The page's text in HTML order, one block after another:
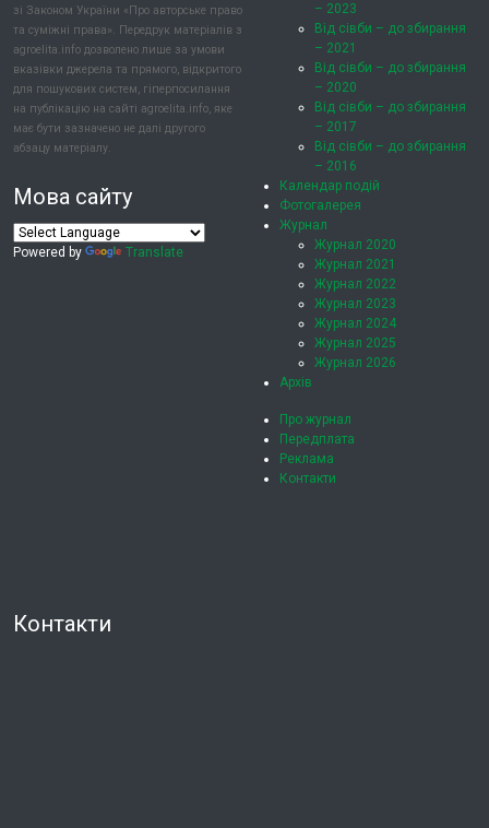
зі Законом України «Про авторське право
та суміжні права». Передрук матеріалів з
agroelita.info дозволено лише за умови
вказівки джерела та прямого, відкритого
для пошукових систем, гіперпосилання
на публікацію на сайті agroelita.info, яке
має бути зазначено не далі другого
абзацу матеріалу.
Мова сайту
Powered by Translate
– 2023
Від сівби – до збирання
– 2021
Від сівби – до збирання
– 2020
Від сівби – до збирання
– 2017
Від сівби – до збирання
– 2016
Календар подій
Фотогалерея
Журнал
Журнал 2020
Журнал 2021
Журнал 2022
Журнал 2023
Журнал 2024
Журнал 2025
Журнал 2026
Архів
Про журнал
Передплата
Реклама
Контакти
Контакти